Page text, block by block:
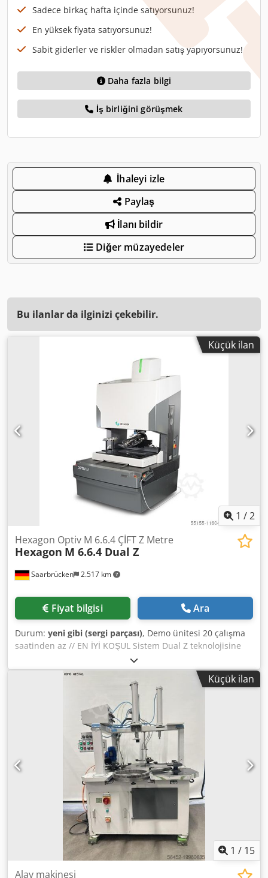
Sadece birkaç hafta içinde satıyorsunuz!
En yüksek fiyata satıyorsunuz!
Sabit giderler ve riskler olmadan satış yapıyorsunuz!
Daha fazla bilgi
İş birliğini görüşmek
İhaleyi izle
Paylaş
İlanı bildir
Diğer müzayedeler
Bu ilanlar da ilginizi çekebilir.
Küçük ilan
1 /2
Saarbrücken 2.517 km
Hexagon Optiv M 6.6.4 ÇİFT Z Metre
Hexagon M 6.6.4 Dual Z
Fiyat bilgisi Ara
Durum: yeni gibi (sergi parçası), Demo ünitesi 20 çalışma
saatinden az // EN İYİ KOŞUL Sistem Dual Z teknolojisine
sahip Optiv M 6.6.4 çok sensörlü koordinat ölçüm cihazı
Dksdpfx Aencfd Rebpsr Problar ve sensörler: - Dijital renkli
kamera ve 12 segmentli LED halka ışık ile 10x CNC motor
yakınlaştırma. - HPsS-X1H HH-A-T5 ile tarama sensörü - HP-
S-X1C/H Stylus tutucu (1xM3) - HP-S-X1C sensörü için M3 uç
kiti - HP-S-X1C/H için HR-X Stylus Rafı (3 Bağlantı Noktalı,
L=400) - Kalibrasyon artefaktları olmayan sensör
kalibrasyon ünitesi - Cam standardı 25mm - Gösterge
halkası 20mm Bilgisayar ve yazılım: - Ölçme ve
değerlendirme yazılımı PC-DMIS CAD++ - Makine kontrol
ünitesi BEST - Dell 27" monitör - Çalışma masası İsteğe
bağlı aksesuarlar: - Kromatik Beyaz Işık Sensörü (CWS) -
CWS ölçüm başlığı 3mm - Solara.MP12 - QS STAT 12 - O-QIS
12 Talep üzerine teslimat, devreye alma ve diğer hizmetler
Talep üzerine, ölçüm cihazı OptiCheck3D V 5.0'dan
dönüştürülebilir.
Küçük ilan
1 / 15
Alay makinesi